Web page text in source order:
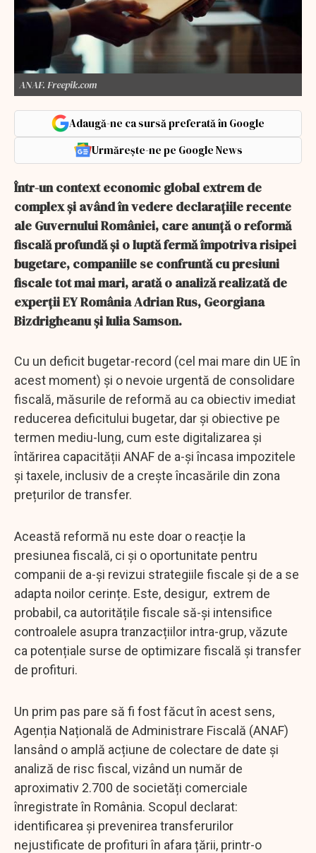
ANAF. Freepik.com
Adaugă-ne ca sursă preferată în Google
Urmărește-ne pe Google News
Într-un context economic global extrem de
complex și având în vedere declarațiile recente
ale Guvernului României, care anunță o reformă
fiscală profundă și o luptă fermă împotriva risipei
bugetare, companiile se confruntă cu presiuni
fiscale tot mai mari, arată o analiză realizată de
experţii EY România Adrian Rus, Georgiana
Bizdrigheanu şi Iulia Samson.
Cu un deficit bugetar-record (cel mai mare din UE în
acest moment) și o nevoie urgentă de consolidare
fiscală, măsurile de reformă au ca obiectiv imediat
reducerea deficitului bugetar, dar și obiective pe
termen mediu-lung, cum este digitalizarea și
întărirea capacității ANAF de a-și încasa impozitele
și taxele, inclusiv de a crește încasările din zona
prețurilor de transfer.
Această reformă nu este doar o reacție la
presiunea fiscală, ci și o oportunitate pentru
companii de a-și revizui strategiile fiscale și de a se
adapta noilor cerințe. Este, desigur, extrem de
probabil, ca autoritățile fiscale să-și intensifice
controalele asupra tranzacțiilor intra-grup, văzute
ca potențiale surse de optimizare fiscală și transfer
de profituri.
Un prim pas pare să fi fost făcut în acest sens,
Agenția Națională de Administrare Fiscală (ANAF)
lansând o amplă acțiune de colectare de date și
analiză de risc fiscal, vizând un număr de
aproximativ 2.700 de societăți comerciale
înregistrate în România. Scopul declarat:
identificarea și prevenirea transferurilor
nejustificate de profituri în afara țării, printr-o